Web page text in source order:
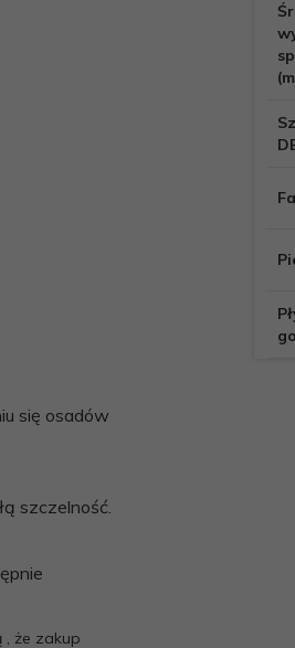
się osadów
szczelność.
że zakup